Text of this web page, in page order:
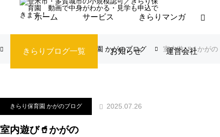
ホーム サービス きらりマンガ
きらりブログ一覧 お知らせ 運営会社
ブログ きらり保育園 かがのブログ 室内遊び🥤かがの
きらり保育園 かがのブログ 2025.07.26
室内遊び🥤かがの